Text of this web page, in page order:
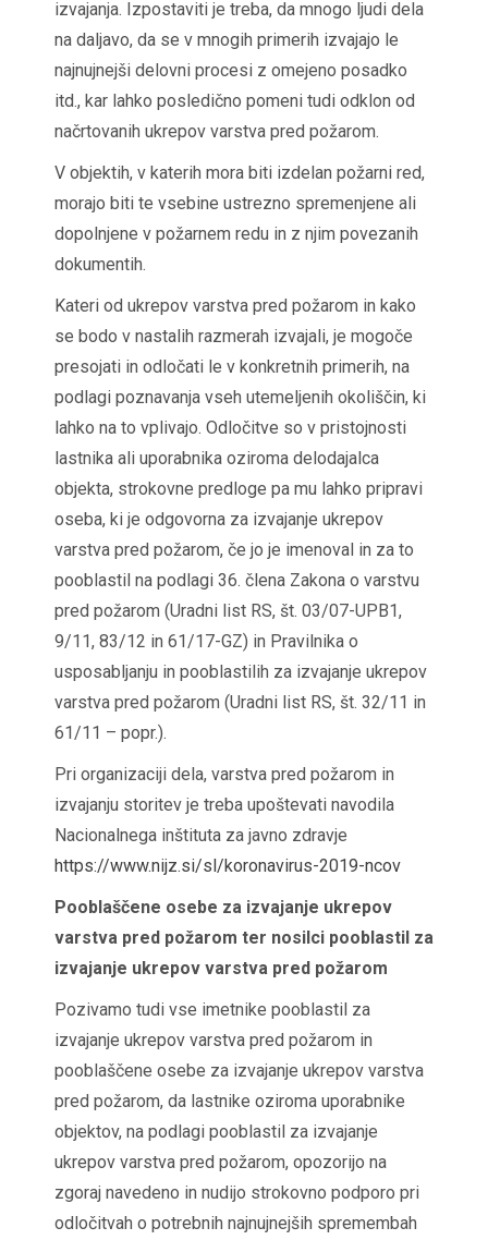
izvajanja. Izpostaviti je treba, da mnogo ljudi dela
na daljavo, da se v mnogih primerih izvajajo le
najnujnejši delovni procesi z omejeno posadko
itd., kar lahko posledično pomeni tudi odklon od
načrtovanih ukrepov varstva pred požarom.
V objektih, v katerih mora biti izdelan požarni red,
morajo biti te vsebine ustrezno spremenjene ali
dopolnjene v požarnem redu in z njim povezanih
dokumentih.
Kateri od ukrepov varstva pred požarom in kako
se bodo v nastalih razmerah izvajali, je mogoče
presojati in odločati le v konkretnih primerih, na
podlagi poznavanja vseh utemeljenih okoliščin, ki
lahko na to vplivajo. Odločitve so v pristojnosti
lastnika ali uporabnika oziroma delodajalca
objekta, strokovne predloge pa mu lahko pripravi
oseba, ki je odgovorna za izvajanje ukrepov
varstva pred požarom, če jo je imenoval in za to
pooblastil na podlagi 36. člena Zakona o varstvu
pred požarom (Uradni list RS, št. 03/07-UPB1,
9/11, 83/12 in 61/17-GZ) in Pravilnika o
usposabljanju in pooblastilih za izvajanje ukrepov
varstva pred požarom (Uradni list RS, št. 32/11 in
61/11 – popr.).
Pri organizaciji dela, varstva pred požarom in
izvajanju storitev je treba upoštevati navodila
Nacionalnega inštituta za javno zdravje
https://www.nijz.si/sl/koronavirus-2019-ncov
Pooblaščene osebe za izvajanje ukrepov
varstva pred požarom ter nosilci pooblastil za
izvajanje ukrepov varstva pred požarom
Pozivamo tudi vse imetnike pooblastil za
izvajanje ukrepov varstva pred požarom in
pooblaščene osebe za izvajanje ukrepov varstva
pred požarom, da lastnike oziroma uporabnike
objektov, na podlagi pooblastil za izvajanje
ukrepov varstva pred požarom, opozorijo na
zgoraj navedeno in nudijo strokovno podporo pri
odločitvah o potrebnih najnujnejših spremembah